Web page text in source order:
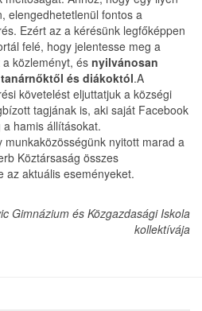
elengedhetetlenül fontos a
Ezért az a kérésünk legfőképpen
felé, hogy jelentesse meg a
közleményt, és nyilvánosan
és diákoktól.A
követelést eljuttatjuk a községi
tagjának is, aki saját Facebook
hamis állításokat.
munkaközösségünk nyitott marad a
Köztársaság összes
az aktuális eseményeket.
Gimnázium és Közgazdasági Iskola
kollektívája